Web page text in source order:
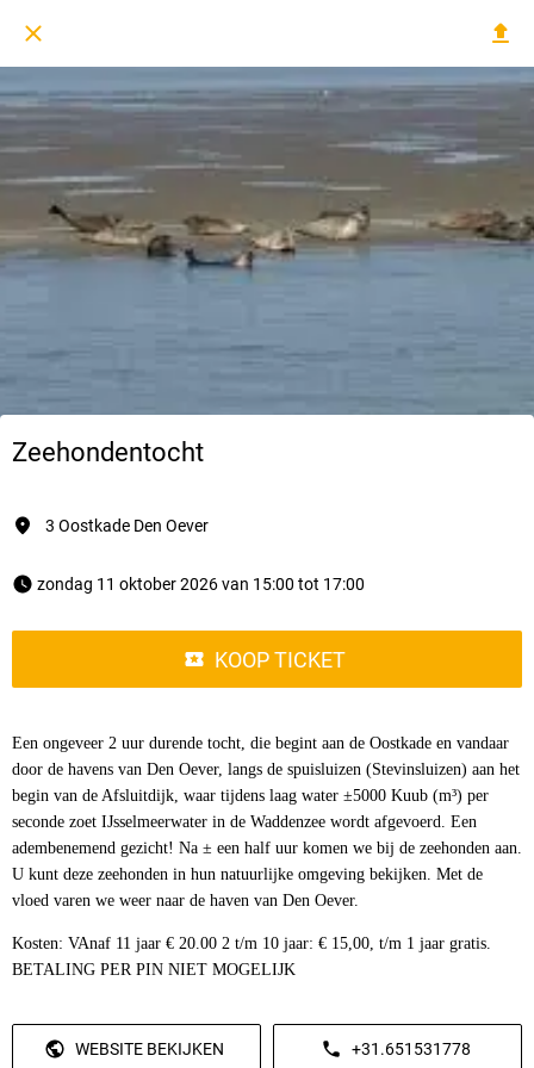
Zeehondentocht
3 Oostkade Den Oever
zondag 11 oktober 2026 van 15:00 tot 17:00
KOOP TICKET
Een ongeveer 2 uur durende tocht, die begint aan de Oostkade en vandaar
door de havens van Den Oever, langs de spuisluizen (Stevinsluizen) aan het
begin van de Afsluitdijk, waar tijdens laag water ±5000 Kuub (m³) per
seconde zoet IJsselmeerwater in de Waddenzee wordt afgevoerd. Een
adembenemend gezicht! Na ± een half uur komen we bij de zeehonden aan.
U kunt deze zeehonden in hun natuurlijke omgeving bekijken. Met de
vloed varen we weer naar de haven van Den Oever.
Kosten: VAnaf 11 jaar € 20.00 2 t/m 10 jaar: € 15,00, t/m 1 jaar gratis.
BETALING PER PIN NIET MOGELIJK
WEBSITE BEKIJKEN +31.651531778